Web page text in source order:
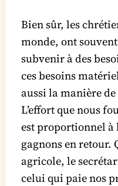
Bien sûr, les
monde, ont
subvenir à des
ces besoins
aussi la manière
L’effort que nous
est proportionnel à
gagnons en retour.
agricole, le
celui qui paie nos